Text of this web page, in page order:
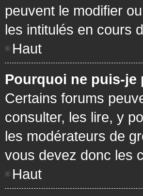
peuvent le modifier
les intitulés en cours
Haut
Pourquoi ne puis-je
Certains forums
consulter, les lire, y
les modérateurs de
vous devez donc les
Haut